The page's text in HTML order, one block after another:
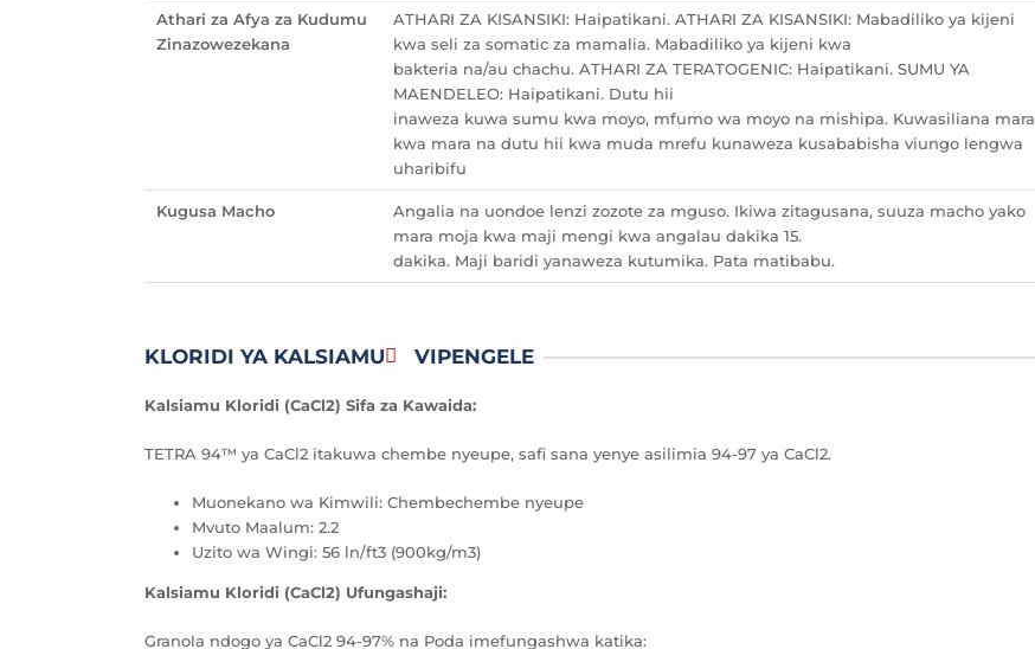
Athari za Afya za Kudumu
Zinazowezekana
ATHARI ZA KISANSIKI: Haipatikani. ATHARI ZA KISANSIKI: Mabadiliko ya kijeni
kwa seli za somatic za mamalia. Mabadiliko ya kijeni kwa
bakteria na/au chachu. ATHARI ZA TERATOGENIC: Haipatikani. SUMU YA
MAENDELEO: Haipatikani. Dutu hii
inaweza kuwa sumu kwa moyo, mfumo wa moyo na mishipa. Kuwasiliana mara
kwa mara na dutu hii kwa muda mrefu kunaweza kusababisha viungo lengwa
uharibifu
Kugusa Macho
Angalia na uondoe lenzi zozote za mguso. Ikiwa zitagusana, suuza macho yako
mara moja kwa maji mengi kwa angalau dakika 15.
dakika. Maji baridi yanaweza kutumika. Pata matibabu.
KLORIDI YA KALSIAMU VIPENGELE
Kalsiamu Kloridi (CaCl2) Sifa za Kawaida:
TETRA 94™ ya CaCl2 itakuwa chembe nyeupe, safi sana yenye asilimia 94-97 ya CaCl2.
Muonekano wa Kimwili: Chembechembe nyeupe
Mvuto Maalum: 2.2
Uzito wa Wingi: 56 ln/ft3 (900kg/m3)
Kalsiamu Kloridi (CaCl2) Ufungashaji:
Granola ndogo ya CaCl2 94-97% na Poda imefungashwa katika: